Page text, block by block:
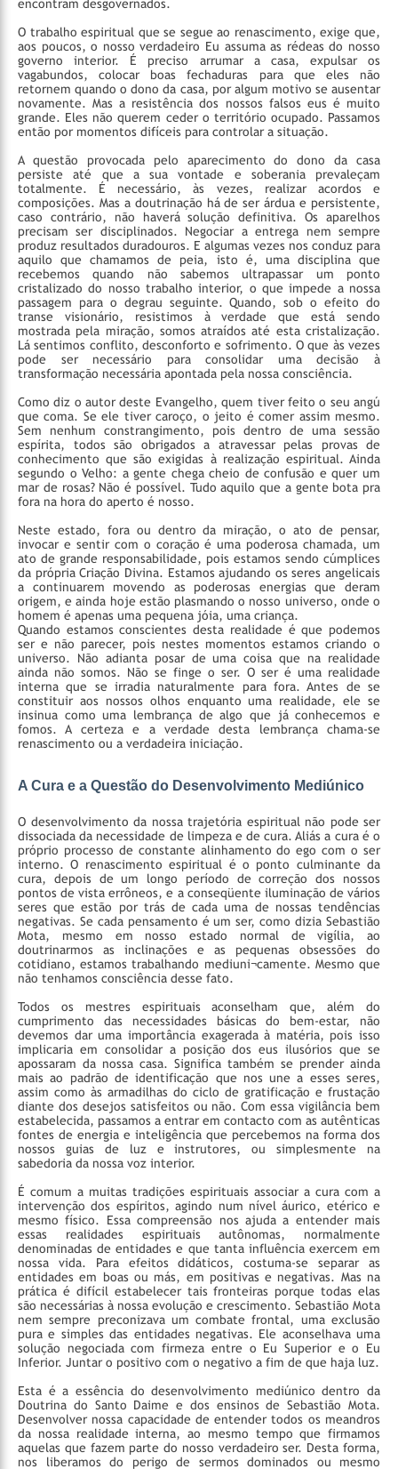
encontram desgovernados.
O trabalho espiritual que se segue ao renascimento, exige que,
aos poucos, o nosso verdadeiro Eu assuma as rédeas do nosso
governo interior. É preciso arrumar a casa, expulsar os
vagabundos, colocar boas fechaduras para que eles não
retornem quando o dono da casa, por algum motivo se ausentar
novamente. Mas a resistência dos nossos falsos eus é muito
grande. Eles não querem ceder o território ocupado. Passamos
então por momentos difíceis para controlar a situação.
A questão provocada pelo aparecimento do dono da casa
persiste até que a sua vontade e soberania prevaleçam
totalmente. É necessário, às vezes, realizar acordos e
composições. Mas a doutrinação há de ser árdua e persistente,
caso contrário, não haverá solução definitiva. Os aparelhos
precisam ser disciplinados. Negociar a entrega nem sempre
produz resultados duradouros. E algumas vezes nos conduz para
aquilo que chamamos de peia, isto é, uma disciplina que
recebemos quando não sabemos ultrapassar um ponto
cristalizado do nosso trabalho interior, o que impede a nossa
passagem para o degrau seguinte. Quando, sob o efeito do
transe visionário, resistimos à verdade que está sendo
mostrada pela miração, somos atraídos até esta cristalização.
Lá sentimos conflito, desconforto e sofrimento. O que às vezes
pode ser necessário para consolidar uma decisão à
transformação necessária apontada pela nossa consciência.
Como diz o autor deste Evangelho, quem tiver feito o seu angú
que coma. Se ele tiver caroço, o jeito é comer assim mesmo.
Sem nenhum constrangimento, pois dentro de uma sessão
espírita, todos são obrigados a atravessar pelas provas de
conhecimento que são exigidas à realização espiritual. Ainda
segundo o Velho: a gente chega cheio de confusão e quer um
mar de rosas? Não é possível. Tudo aquilo que a gente bota pra
fora na hora do aperto é nosso.
Neste estado, fora ou dentro da miração, o ato de pensar,
invocar e sentir com o coração é uma poderosa chamada, um
ato de grande responsabilidade, pois estamos sendo cúmplices
da própria Criação Divina. Estamos ajudando os seres angelicais
a continuarem movendo as poderosas energias que deram
origem, e ainda hoje estão plasmando o nosso universo, onde o
homem é apenas uma pequena jóia, uma criança.
Quando estamos conscientes desta realidade é que podemos
ser e não parecer, pois nestes momentos estamos criando o
universo. Não adianta posar de uma coisa que na realidade
ainda não somos. Não se finge o ser. O ser é uma realidade
interna que se irradia naturalmente para fora. Antes de se
constituir aos nossos olhos enquanto uma realidade, ele se
insinua como uma lembrança de algo que já conhecemos e
fomos. A certeza e a verdade desta lembrança chama-se
renascimento ou a verdadeira iniciação.
A Cura e a Questão do Desenvolvimento Mediúnico
O desenvolvimento da nossa trajetória espiritual não pode ser
dissociada da necessidade de limpeza e de cura. Aliás a cura é o
próprio processo de constante alinhamento do ego com o ser
interno. O renascimento espiritual é o ponto culminante da
cura, depois de um longo período de correção dos nossos
pontos de vista errôneos, e a conseqüente iluminação de vários
seres que estão por trás de cada uma de nossas tendências
negativas. Se cada pensamento é um ser, como dizia Sebastião
Mota, mesmo em nosso estado normal de vigília, ao
doutrinarmos as inclinações e as pequenas obsessões do
cotidiano, estamos trabalhando mediuni¬camente. Mesmo que
não tenhamos consciência desse fato.
Todos os mestres espirituais aconselham que, além do
cumprimento das necessidades básicas do bem-estar, não
devemos dar uma importância exagerada à matéria, pois isso
implicaria em consolidar a posição dos eus ilusórios que se
apossaram da nossa casa. Significa também se prender ainda
mais ao padrão de identificação que nos une a esses seres,
assim como às armadilhas do ciclo de gratificação e frustação
diante dos desejos satisfeitos ou não. Com essa vigilância bem
estabelecida, passamos a entrar em contacto com as autênticas
fontes de energia e inteligência que percebemos na forma dos
nossos guias de luz e instrutores, ou simplesmente na
sabedoria da nossa voz interior.
É comum a muitas tradições espirituais associar a cura com a
intervenção dos espíritos, agindo num nível áurico, etérico e
mesmo físico. Essa compreensão nos ajuda a entender mais
essas realidades espirituais autônomas, normalmente
denominadas de entidades e que tanta influência exercem em
nossa vida. Para efeitos didáticos, costuma-se separar as
entidades em boas ou más, em positivas e negativas. Mas na
prática é difícil estabelecer tais fronteiras porque todas elas
são necessárias à nossa evolução e crescimento. Sebastião Mota
nem sempre preconizava um combate frontal, uma exclusão
pura e simples das entidades negativas. Ele aconselhava uma
solução negociada com firmeza entre o Eu Superior e o Eu
Inferior. Juntar o positivo com o negativo a fim de que haja luz.
Esta é a essência do desenvolvimento mediúnico dentro da
Doutrina do Santo Daime e dos ensinos de Sebastião Mota.
Desenvolver nossa capacidade de entender todos os meandros
da nossa realidade interna, ao mesmo tempo que firmamos
aquelas que fazem parte do nosso verdadeiro ser. Desta forma,
nos liberamos do perigo de sermos dominados ou mesmo